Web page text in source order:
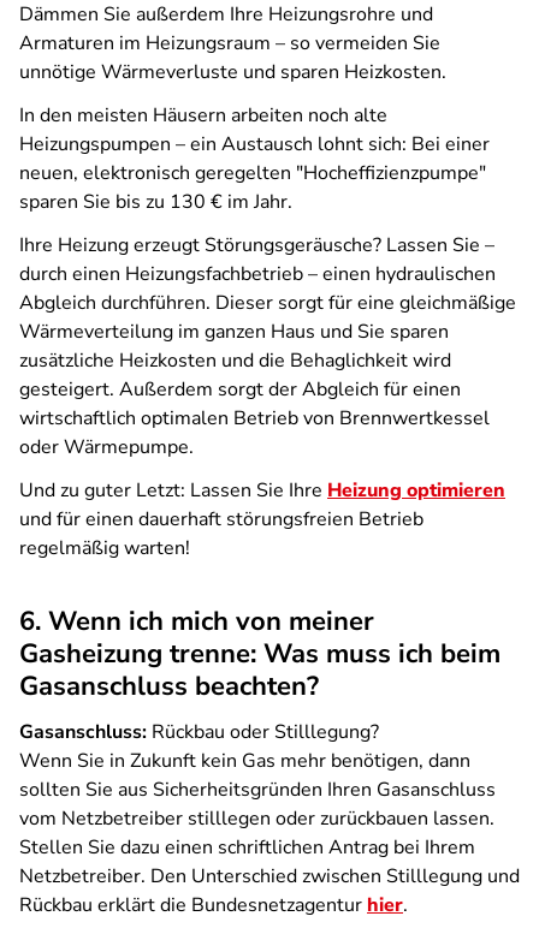
Dämmen Sie außerdem Ihre Heizungsrohre und
Armaturen im Heizungsraum – so vermeiden Sie
unnötige Wärmeverluste und sparen Heizkosten.
In den meisten Häusern arbeiten noch alte
Heizungspumpen – ein Austausch lohnt sich: Bei einer
neuen, elektronisch geregelten "Hocheffizienzpumpe"
sparen Sie bis zu 130 € im Jahr.
Ihre Heizung erzeugt Störungsgeräusche? Lassen Sie –
durch einen Heizungsfachbetrieb – einen hydraulischen
Abgleich durchführen. Dieser sorgt für eine gleichmäßige
Wärmeverteilung im ganzen Haus und Sie sparen
zusätzliche Heizkosten und die Behaglichkeit wird
gesteigert. Außerdem sorgt der Abgleich für einen
wirtschaftlich optimalen Betrieb von Brennwertkessel
oder Wärmepumpe.
Und zu guter Letzt: Lassen Sie Ihre Heizung optimieren
und für einen dauerhaft störungsfreien Betrieb
regelmäßig warten!
6. Wenn ich mich von meiner
Gasheizung trenne: Was muss ich beim
Gasanschluss beachten?
Gasanschluss: Rückbau oder Stilllegung?
Wenn Sie in Zukunft kein Gas mehr benötigen, dann
sollten Sie aus Sicherheitsgründen Ihren Gasanschluss
vom Netzbetreiber stilllegen oder zurückbauen lassen.
Stellen Sie dazu einen schriftlichen Antrag bei Ihrem
Netzbetreiber. Den Unterschied zwischen Stilllegung und
Rückbau erklärt die Bundesnetzagentur hier.